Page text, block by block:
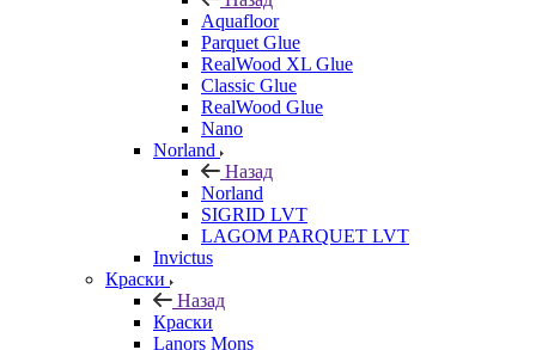
Aquafloor
Parquet Glue
RealWood XL Glue
Classic Glue
RealWood Glue
Nano
Norland
Назад
Norland
SIGRID LVT
LAGOM PARQUET LVT
Invictus
Краски
Назад
Краски
Lanors Mons